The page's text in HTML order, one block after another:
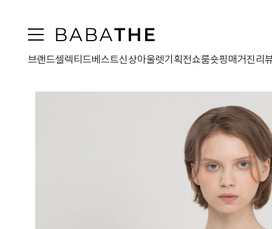
브랜드셀렉티드베스트신상아울렛기획전쇼룸숏핑 매거진 리